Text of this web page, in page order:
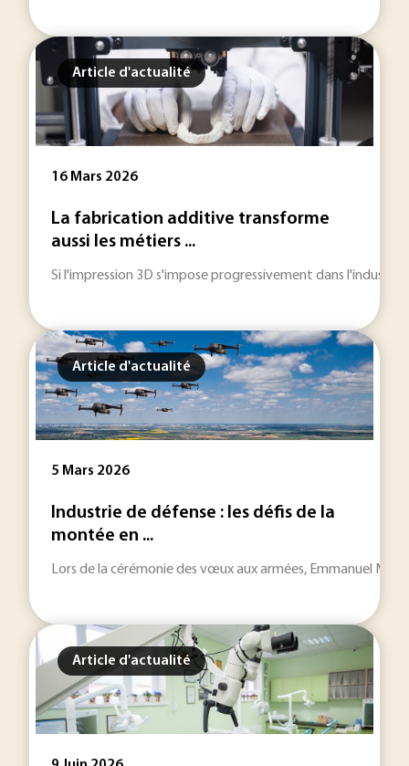
Article d'actualité
16 Mars 2026
La fabrication additive transforme
aussi les métiers ...
Si l'impression 3D s'impose progressivement dans
Article d'actualité
5 Mars 2026
Industrie de défense : les défis de la
montée en ...
Lors de la cérémonie des vœux aux armées, Emmanuel
Article d'actualité